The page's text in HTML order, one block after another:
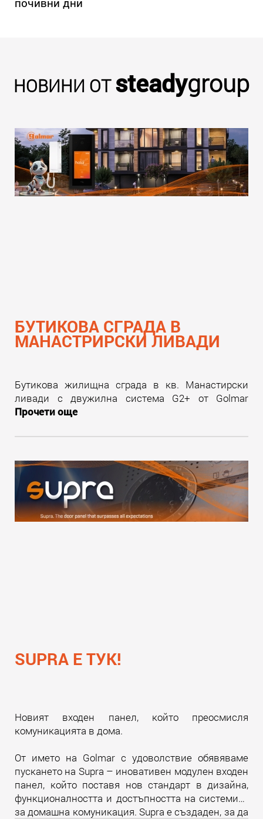
НОВИНИ ОТsteadygroup
БУТИКОВА СГРАДА В
МАНАСТРИРСКИ ЛИВАДИ
Бутикова жилищна сграда в кв. Манастирски
ливади с двужилна система G2+ от Golmar
Прочети още
SUPRA Е ТУК!
Новият входен панел, който преосмисля
комуникацията в дома.
От името на Golmar с удоволствие обявяваме
пускането на Supra – иновативен модулен входен
панел, който поставя нов стандарт в дизайна,
функционалността и достъпността на системите
за домашна комуникация. Supra е създаден, за да